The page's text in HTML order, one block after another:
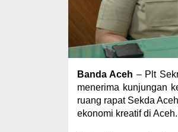
Banda Aceh – Plt
menerima kunjungan
ruang rapat Sekda
ekonomi kreatif di Aceh.